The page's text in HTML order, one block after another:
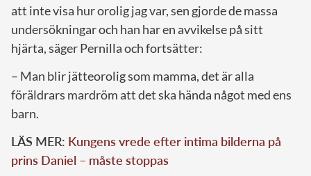
att inte visa hur orolig jag var, sen gjorde de massa
undersökningar och han har en avvikelse på sitt
hjärta, säger Pernilla och fortsätter:
– Man blir jätteorolig som mamma, det är alla
föräldrars mardröm att det ska hända något med ens
barn.
LÄS MER: Kungens vrede efter intima bilderna på
prins Daniel – måste stoppas